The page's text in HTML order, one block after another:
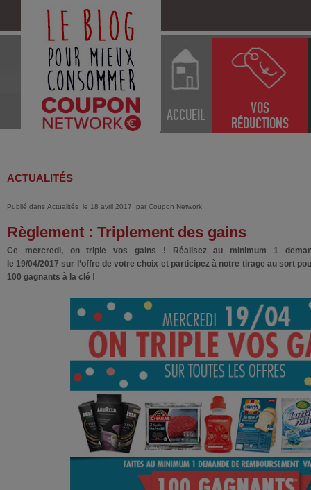
ACCUEIL
VOS
RÉDUCTIONS
ACTUALITÉS
Publié dans Actualités le 18 avril 2017 par Coupon Network
Règlement : Triplement des gains
Ce mercredi, on triple vos gains ! Réalisez au minimum 1
le 19/04/2017 sur l’offre de votre choix et participez à notre tirage au sort
100 gagnants à la clé !